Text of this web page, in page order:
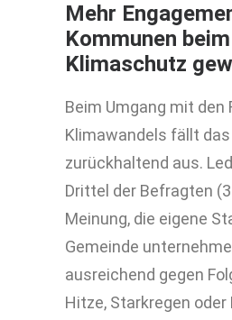
Mehr
Kommunen beim
Klimaschutz
Beim Umgang mit den
Klimawandels fällt das
zurückhaltend aus.
Drittel der Befragten
Meinung, die eigene
Gemeinde unternehme
ausreichend gegen
Hitze, Starkregen oder